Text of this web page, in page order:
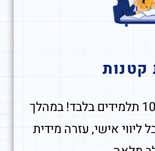
קטנות
לומדים בקבוצה קטנה עד 10 תלמידים בלבד! במהלך
אישי, עזרה מידית